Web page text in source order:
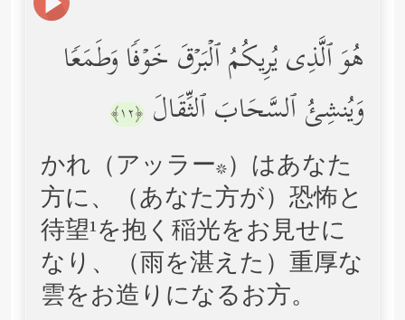
هُوَ ٱلَّذِی یُرِیكُمُ ٱلۡبَرۡقَ خَوۡفࣰا وَطَمَعࣰا
وَیُنشِئُ ٱلسَّحَابَ ٱلثِّقَالَ ﴿١٢﴾
かれ（アッラー*）はあなた
方に、（あなた方が）恐怖と
待望¹を抱く稲光をお見せに
なり、（雨を湛えた）重厚な
雲をお造りになるお方。